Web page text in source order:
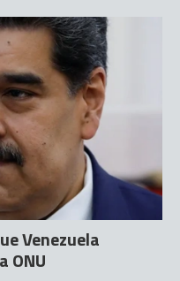
Venezuela
ONU